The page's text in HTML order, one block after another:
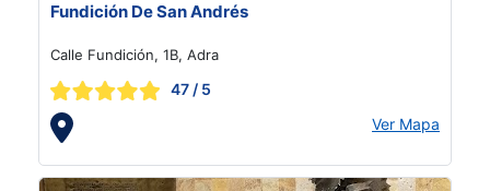
Fundición De San Andrés
Calle Fundición, 1B, Adra
47 / 5
Ver Mapa